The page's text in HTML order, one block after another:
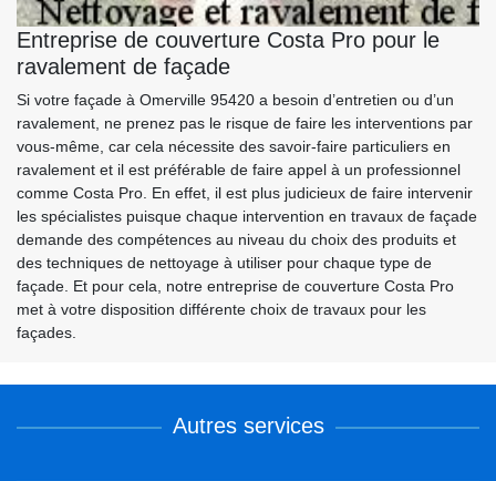
Entreprise de couverture Costa Pro pour le
ravalement de façade
Si votre façade à Omerville 95420 a besoin d’entretien ou d’un
ravalement, ne prenez pas le risque de faire les interventions par
vous-même, car cela nécessite des savoir-faire particuliers en
ravalement et il est préférable de faire appel à un professionnel
comme Costa Pro. En effet, il est plus judicieux de faire intervenir
les spécialistes puisque chaque intervention en travaux de façade
demande des compétences au niveau du choix des produits et
des techniques de nettoyage à utiliser pour chaque type de
façade. Et pour cela, notre entreprise de couverture Costa Pro
met à votre disposition différente choix de travaux pour les
façades.
Autres services